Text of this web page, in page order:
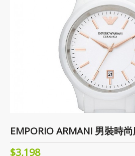
EMPORIO ARMANI 男裝時
$3,198